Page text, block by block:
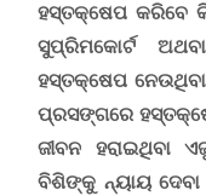
ହସ୍ତକ୍ଷେପ କରିବେ
ସୁପ୍ରିମକୋର୍ଟ
ହସ୍ତକ୍ଷେପ
ପ୍ରସଙ୍ଗରେ
ଜୀବନ ହରାଇଥିବା
ବିଶିଙ୍କୁ ନ୍ୟାୟ ଦେବା